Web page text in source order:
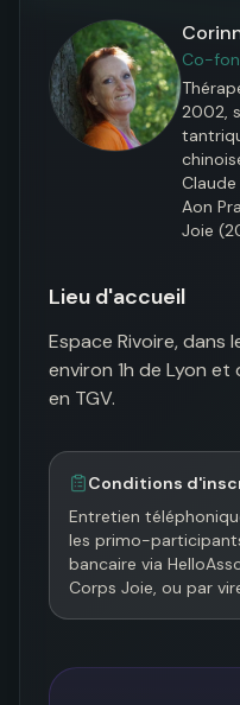
Co-
2002,
Aon
Joie
Lieu d'accueil
Espace Rivoire, dans
environ 1h de Lyon et
en TGV.
Conditions
Entretien
les primo-
bancaire via
Corps Joie, ou par